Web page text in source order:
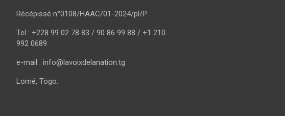
Récépissé n°0108/HAAC/01-2024/pl/P
Tel : +228 99 02 78 83 / 90 86 99 88 / +1 210
992 0689
e-mail : info@lavoixdelanation.tg
Lomé, Togo.